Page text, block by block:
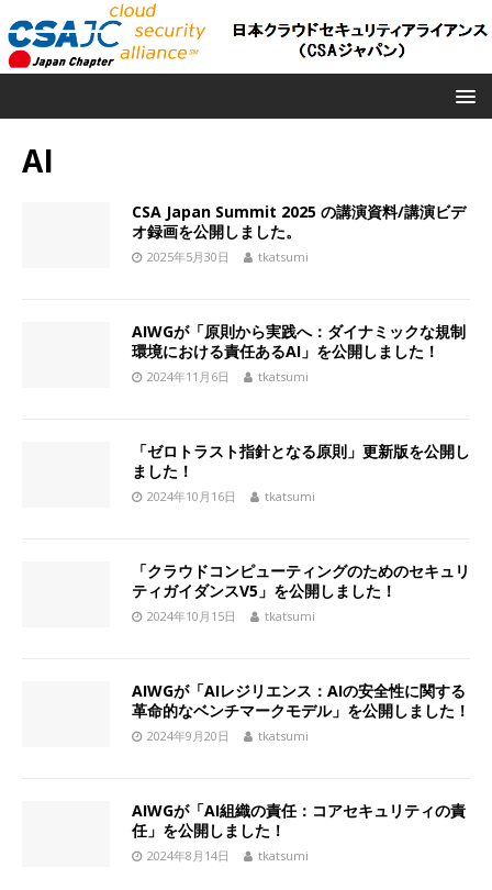
AI
CSA Japan Summit 2025 の講演資料/講演ビデ
オ録画を公開しました。
2025年5月30日 tkatsumi
AIWGが「原則から実践へ：ダイナミックな規制
環境における責任あるAI」を公開しました！
2024年11月6日 tkatsumi
「ゼロトラスト指針となる原則」更新版を公開し
ました！
2024年10月16日 tkatsumi
「クラウドコンピューティングのためのセキュリ
ティガイダンスV5」を公開しました！
2024年10月15日 tkatsumi
AIWGが「AIレジリエンス：AIの安全性に関する
革命的なベンチマークモデル」を公開しました！
2024年9月20日 tkatsumi
AIWGが「AI組織の責任：コアセキュリティの責
任」を公開しました！
2024年8月14日 tkatsumi